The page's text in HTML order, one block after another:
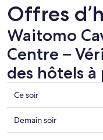
Offres
Waitomo
Centre –
des hôtels
Waitomo
Caves
Discovery
Centre
Ce soir
Consulter
les
Demain soir